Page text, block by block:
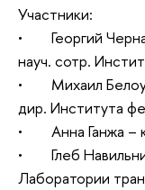
Участники:
• Георгий
науч. сотр.
• Михаил
дир. Института
• Анна Ганжа –
• Глеб
Лаборатории